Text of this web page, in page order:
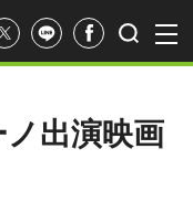
出演映画